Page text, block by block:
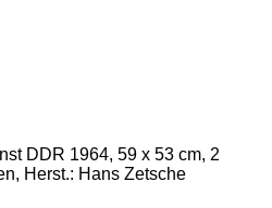
DDR 1964, 59 x 53 cm, 2
Herst.: Hans Zetsche